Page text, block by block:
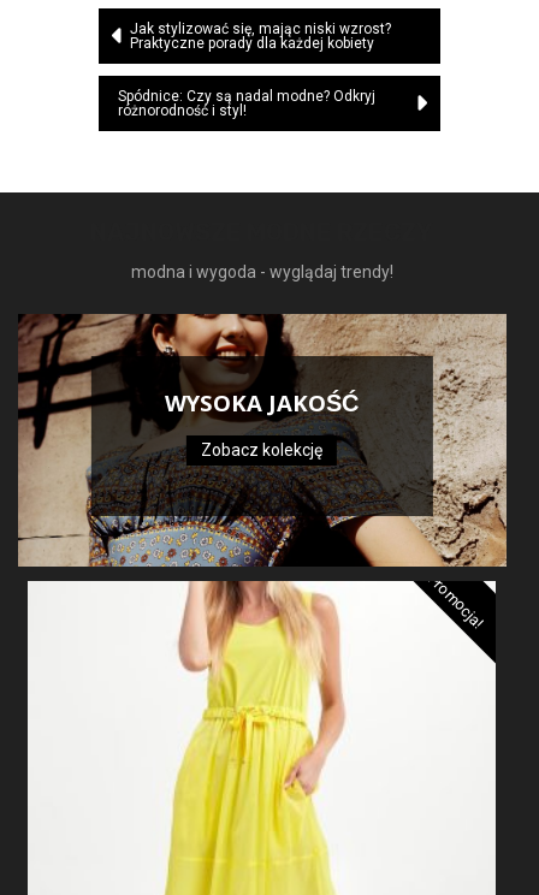
Nawigacja
wpisu
Jak stylizować się, mając niski wzrost?
Praktyczne porady dla każdej kobiety
Spódnice: Czy są nadal modne? Odkryj
różnorodność i styl!
modna i wygoda - wyglądaj trendy!
WYSOKA JAKOŚĆ
Zobacz kolekcję
Promocja!